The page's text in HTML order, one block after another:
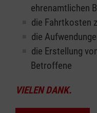
ehrenamtlichen
die Fahrtkosten
die
die Erstellung
Betroffene
VIELEN DANK.